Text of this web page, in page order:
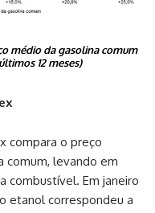
médio da gasolina comum
12 meses)
compara o preço
comum, levando em
combustível. Em janeiro
etanol correspondeu a